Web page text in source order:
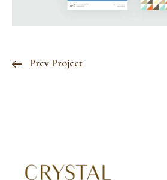
Prev Project